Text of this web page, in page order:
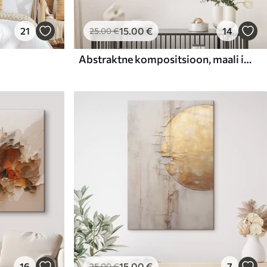
21 25.00€15.00 € 14
Abstraktne kompositsioon, maali imitatsioon